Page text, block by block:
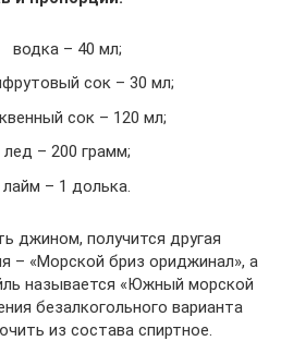
водка – 40 мл;
сок – 30 мл;
сок – 120 мл;
лед – 200 грамм;
лайм – 1 долька.
джином, получится другая
– «Морской бриз ориджинал», а
называется «Южный морской
безалкогольного варианта
из состава спиртное.